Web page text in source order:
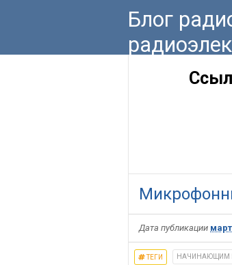
Блог
Дата публикации
ТЕГИ НАЧИНАЮЩИМ